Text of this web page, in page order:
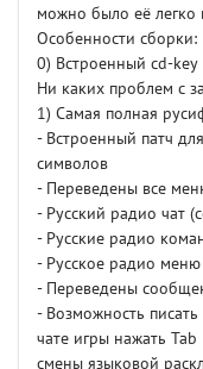
можно было её легко
Особенности сборки:
0) Встроенный cd-key
Ни каких проблем с
1) Самая полная
- Встроенный патч
символов
- Переведены все
- Русский радио чат
- Русские радио
- Русское радио меню
- Переведены
- Возможность
чате игры нажать
смены языковой